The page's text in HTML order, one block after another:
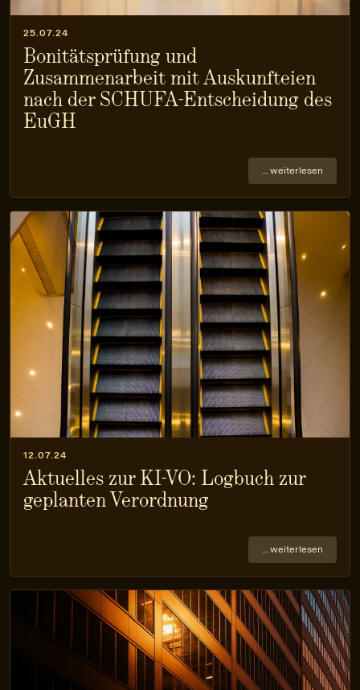
25.07.24
Bonitätsprüfung und
Zusammenarbeit mit Auskunfteien
nach der SCHUFA-Entscheidung des
EuGH
… weiterlesen
12.07.24
Aktuelles zur KI-VO: Logbuch zur
geplanten Verordnung
… weiterlesen